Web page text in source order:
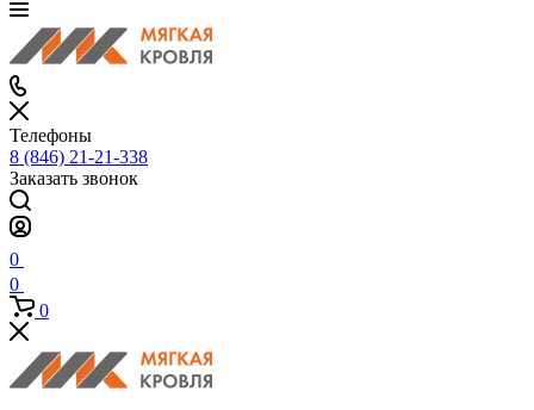
Телефоны
8 (846) 21-21-338
Заказать звонок
0
0
0